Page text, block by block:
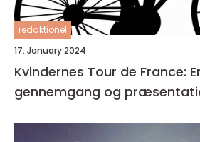
redaktionel
17. January 2024
Kvindernes Tour de France:
gennemgang og